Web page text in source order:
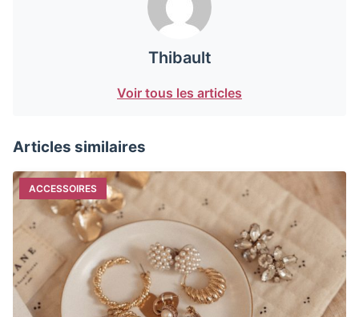
Thibault
Voir tous les articles
Articles similaires
ACCESSOIRES